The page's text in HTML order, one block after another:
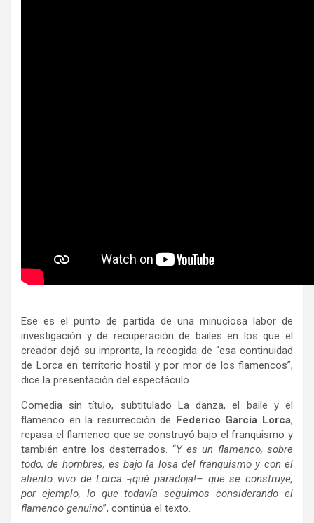
Ese es el punto de partida de una minuciosa labor de
investigación y de recuperación de bailes en los que el
creador dejó su impronta, la recogida de “esa continuidad
de Lorca en territorio hostil y por mor de los flamencos”,
dice la presentación del espectáculo.
Comedia sin título, subtitulado La danza, el baile y el
flamenco en la resurrección de Federico García Lorca,
repasa el flamenco que se construyó bajo el franquismo y
también entre los desterrados. “Y es un flamenco, sobre
todo, de hombres, es bajo la losa del franquismo y con el
aliento vivo de Lorca -¡qué paradoja!– que se construye,
por ejemplo, lo que todavía seguimos considerando el
flamenco genuino”, continúa el texto.